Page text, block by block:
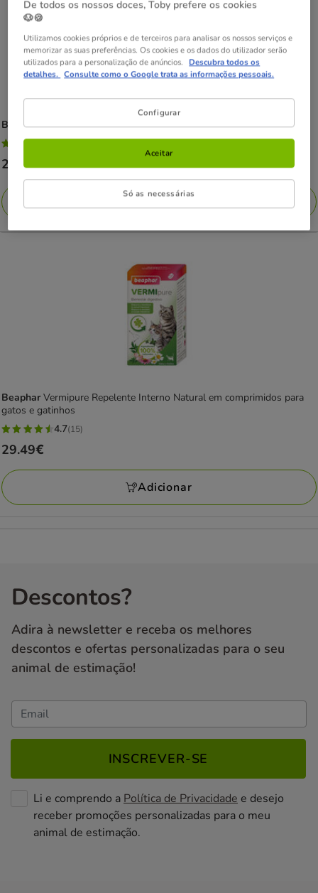
Beaphardesparasitante interno natural para cães
4.6
estrelas
com
12
avaliações
4.6
Preço
29.49€
29.49€
Adicionar
BeapharVermipure Repelente Interno Natural em comprimidos para
gatos e gatinhos
4.7
estrelas
com
15
avaliações
4.7(15)
Preço
29.49€
29.49€
Adicionar
Descontos?
Adira à newsletter e receba os melhores
descontos e ofertas personalizadas para o seu
animal de estimação!
INSCREVER-SE
Li e comprendo a Política de Privacidade e desejo
receber promoções personalizadas para o meu
animal de estimação.
De todos os nossos doces, Toby prefere os cookies
🐶🍪
Utilizamos cookies próprios e de terceiros para analisar os nossos serviços e
memorizar as suas preferências. Os cookies e os dados do utilizador serão
utilizados para a personalização de anúncios. Descubra todos os
detalhes. Consulte como o Google trata as informações pessoais.
Configurar
Só as necessárias
Aceitar